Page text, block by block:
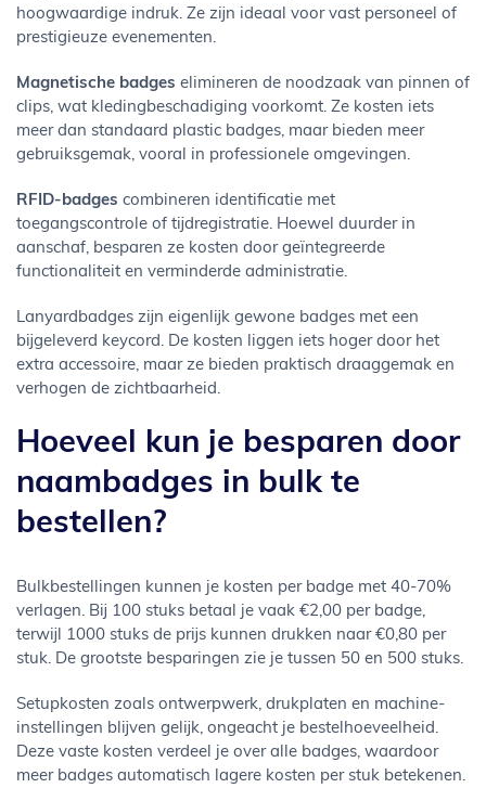
hoogwaardige indruk. Ze zijn ideaal voor vast personeel of
prestigieuze evenementen.
Magnetische badges elimineren de noodzaak van pinnen of
clips, wat kledingbeschadiging voorkomt. Ze kosten iets
meer dan standaard plastic badges, maar bieden meer
gebruiksgemak, vooral in professionele omgevingen.
RFID-badges combineren identificatie met
toegangscontrole of tijdregistratie. Hoewel duurder in
aanschaf, besparen ze kosten door geïntegreerde
functionaliteit en verminderde administratie.
Lanyardbadges zijn eigenlijk gewone badges met een
bijgeleverd keycord. De kosten liggen iets hoger door het
extra accessoire, maar ze bieden praktisch draaggemak en
verhogen de zichtbaarheid.
Hoeveel kun je besparen door
naambadges in bulk te
bestellen?
Bulkbestellingen kunnen je kosten per badge met 40-70%
verlagen. Bij 100 stuks betaal je vaak €2,00 per badge,
terwijl 1000 stuks de prijs kunnen drukken naar €0,80 per
stuk. De grootste besparingen zie je tussen 50 en 500 stuks.
Setupkosten zoals ontwerpwerk, drukplaten en machine-
instellingen blijven gelijk, ongeacht je bestelhoeveelheid.
Deze vaste kosten verdeel je over alle badges, waardoor
meer badges automatisch lagere kosten per stuk betekenen.